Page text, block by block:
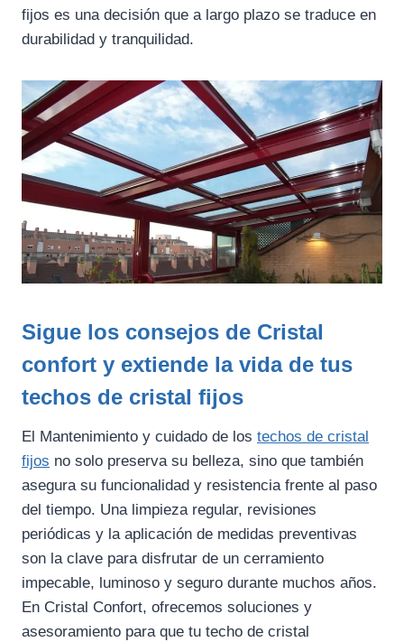
fijos es una decisión que a largo plazo se traduce en
durabilidad y tranquilidad.
Sigue los consejos de Cristal
confort y extiende la vida de tus
techos de cristal fijos
El Mantenimiento y cuidado de los techos de cristal
fijos no solo preserva su belleza, sino que también
asegura su funcionalidad y resistencia frente al paso
del tiempo. Una limpieza regular, revisiones
periódicas y la aplicación de medidas preventivas
son la clave para disfrutar de un cerramiento
impecable, luminoso y seguro durante muchos años.
En Cristal Confort, ofrecemos soluciones y
asesoramiento para que tu techo de cristal